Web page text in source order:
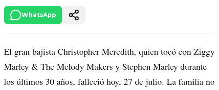
WhatsApp
El gran bajista Christopher Meredith, quien tocó con Ziggy
Marley & The Melody Makers y Stephen Marley durante
los últimos 30 años, falleció hoy, 27 de julio. La familia no